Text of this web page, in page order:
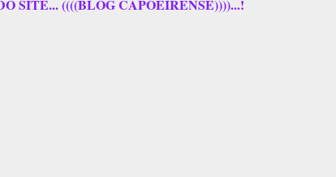
SITE... ((((BLOG CAPOEIRENSE))))...!